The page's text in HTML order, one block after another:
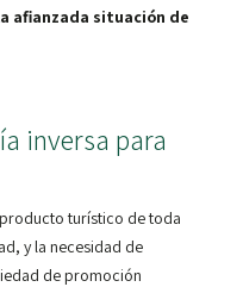
afianzada situación de
inversa para
turístico de toda
y la necesidad de
de promoción